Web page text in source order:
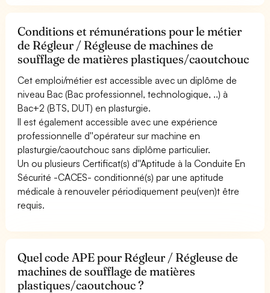
Conditions et rémunérations pour le métier
de Régleur / Régleuse de machines de
soufflage de matières plastiques/caoutchouc
Cet emploi/métier est accessible avec un diplôme de
niveau Bac (Bac professionnel, technologique, ..) à
Bac+2 (BTS, DUT) en plasturgie.
Il est également accessible avec une expérience
professionnelle d''opérateur sur machine en
plasturgie/caoutchouc sans diplôme particulier.
Un ou plusieurs Certificat(s) d''Aptitude à la Conduite En
Sécurité -CACES- conditionné(s) par une aptitude
médicale à renouveler périodiquement peu(ven)t être
requis.
Quel code APE pour Régleur / Régleuse de
machines de soufflage de matières
plastiques/caoutchouc ?